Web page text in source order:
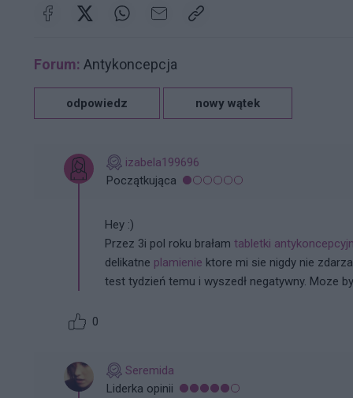
Forum: Antykoncepcja
odpowiedz nowy wątek
izabela199696
Początkująca
Hey :)
Przez 3i pol roku brałam tabletki
delikatne plamienie ktore mi sie nigdy nie
test tydzień temu i wyszedł negatywny. Moze
0
Seremida
Liderka opinii